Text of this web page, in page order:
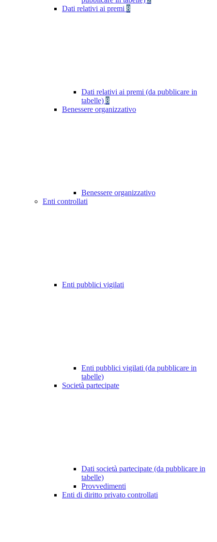
Dati relativi ai premi 8
Dati relativi ai premi (da pubblicare in
tabelle) 8
Benessere organizzativo
Benessere organizzativo
Enti controllati
Enti pubblici vigilati
Enti pubblici vigilati (da pubblicare in
tabelle)
Società partecipate
Dati società partecipate (da pubblicare in
tabelle)
Provvedimenti
Enti di diritto privato controllati